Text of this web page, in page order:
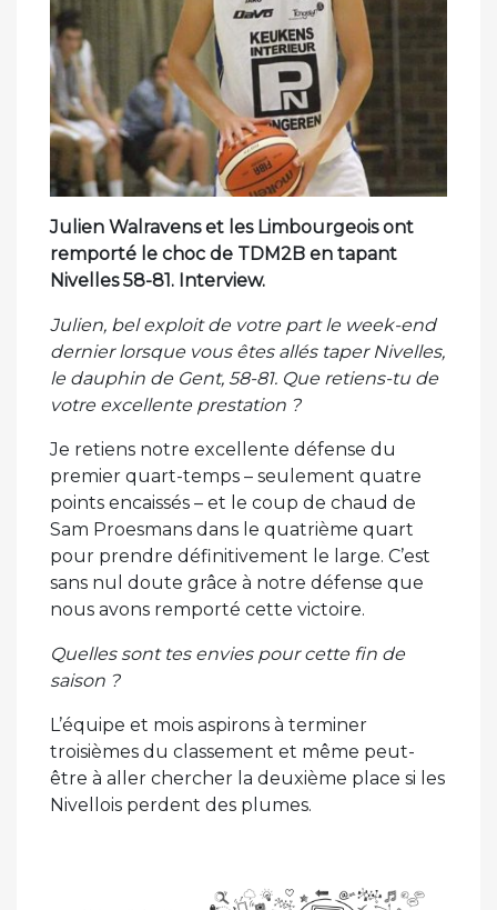
Julien Walravens et les Limbourgeois ont
remporté le choc de TDM2B en tapant
Nivelles 58-81. Interview.
Julien, bel exploit de votre part le week-end
dernier lorsque vous êtes allés taper Nivelles,
le dauphin de Gent, 58-81. Que retiens-tu de
votre excellente prestation ?
Je retiens notre excellente défense du
premier quart-temps – seulement quatre
points encaissés – et le coup de chaud de
Sam Proesmans dans le quatrième quart
pour prendre définitivement le large. C’est
sans nul doute grâce à notre défense que
nous avons remporté cette victoire.
Quelles sont tes envies pour cette fin de
saison ?
L’équipe et mois aspirons à terminer
troisièmes du classement et même peut-
être à aller chercher la deuxième place si les
Nivellois perdent des plumes.